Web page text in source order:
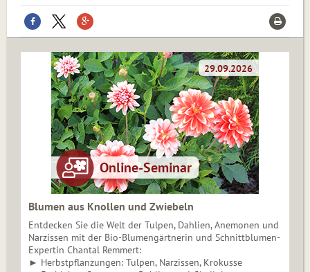
Blumen aus Knollen und Zwiebeln
Entdecken Sie die Welt der Tulpen, Dahlien, Anemonen und
Narzissen mit der Bio-Blumengärtnerin und Schnittblumen-
Expertin Chantal Remmert:
► Herbstpflanzungen: Tulpen, Narzissen, Krokusse